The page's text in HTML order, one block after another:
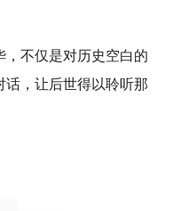
，不仅是对历史空白的
话，让后世得以聆听那